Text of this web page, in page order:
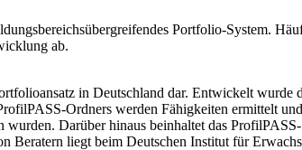
Portfolio-System.
ab.
in Deutschland dar. Entwickelt
Ordners werden Fähigkeiten ermittelt
Darüber hinaus beinhaltet das
Beratern liegt beim Deutschen Institut für